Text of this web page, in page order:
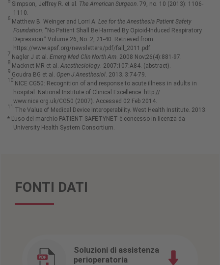
Simpson, Jeffrey R. et al. The American Surgeon. 79, no. 10 (2013): 1106-
1110.
6. Matthew B. Weinger and Lorri A. Lee for the Anesthesia Patient Safety
Foundation. “No Patient Shall Be Harmed By Opioid-Induced Respiratory
Depression.” Volume 26, No. 2, 21-40. Retrieved from
https://www.apsf.org/newsletters/pdf/fall_2011.pdf.
7. Nagler J et al. Emerg Med Clin North Am. 2008 Nov;26(4):881-97.
8. Macknet MR et al. Anesthesiology. 2007;107:A84. (abstract).
9.Goudra BG et al. Open J Anesthesiol. 2013; 3:74-79.
10. NICE CG50: Recognition of and response to acute illness in adults in
hospital. National Institute of Clinical Excellence. http://
www.nice.org.uk/CG50 (2007). Accessed 02 Feb 2014.
11.The Value of Medical Device Interoperability. West Health Institute. 2013.
* L’uso del marchio PATIENT SAFETYNET è concesso in licenza da
University Health System Consortium.
FONTI DATI
Soluzioni di assistenza
perioperatoria